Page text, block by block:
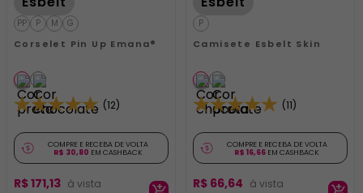
PP P M G
Corselet Pin Up Emana®
(12)
COMPRE E RECEBA DE VOLTA
R$ 30,80 EM CASHBACK
R$171,13
P
Camisete Esbelt Skin
(11)
COMPRE E RECEBA DE VOLTA
R$ 16,66 EM CASHBACK
R$ 66,64